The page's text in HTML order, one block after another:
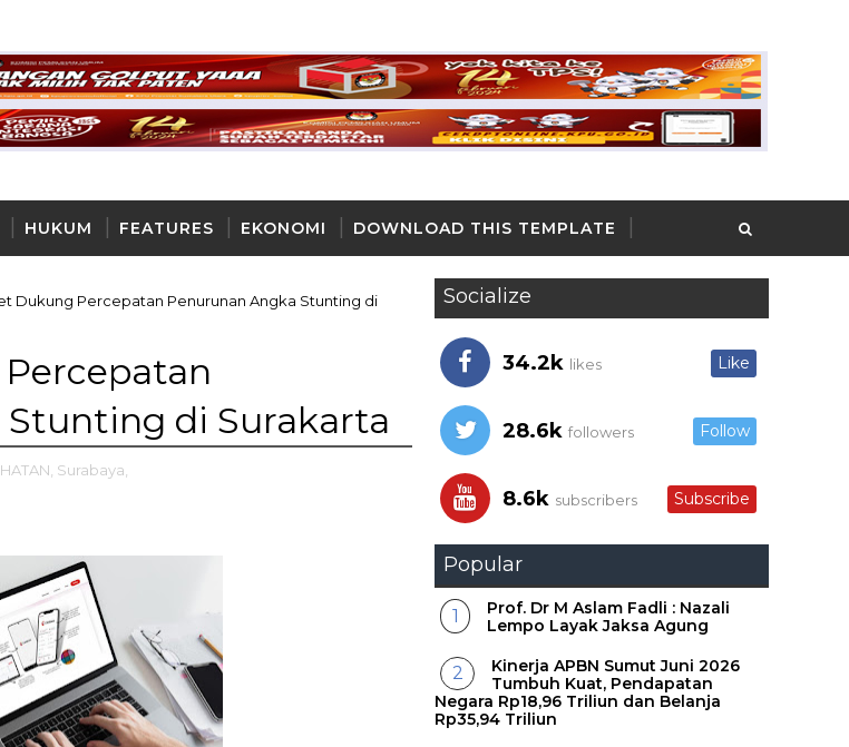
HUKUM FEATURES EKONOMI DOWNLOAD THIS TEMPLATE
Dukung Percepatan Penurunan Angka Stunting di
di Surakarta
Surabaya,
Socialize
34.2k likes Like
28.6k followers Follow
8.6k subscribers Subscribe
Popular
Prof. Dr M Aslam Fadli : Nazali
Lempo Layak Jaksa Agung
Kinerja APBN Sumut Juni 2026
Tumbuh Kuat, Pendapatan
Negara Rp18,96 Triliun dan Belanja
Rp35,94 Triliun